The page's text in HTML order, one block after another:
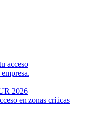
acceso
2026
en zonas críticas